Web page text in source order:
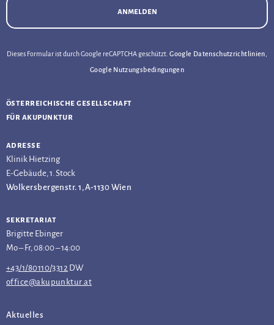
anmelden
Dieses Formular ist durch Google reCAPTCHA geschützt.Google Datenschutzrichtlinien
Google Nutzungsbedingungen
österreichische gesellschaft
für akupunktur
adresse
Klinik Hietzing
E-Gebäude, 1. Stock
Wolkersbergenstr. 1, A-1130 Wien
sekretariat
Brigitte Ebinger
Mo – Fr, 08:00 – 14:00
+43/1/80110/3312 DW
office@akupunktur.at
Aktuelles